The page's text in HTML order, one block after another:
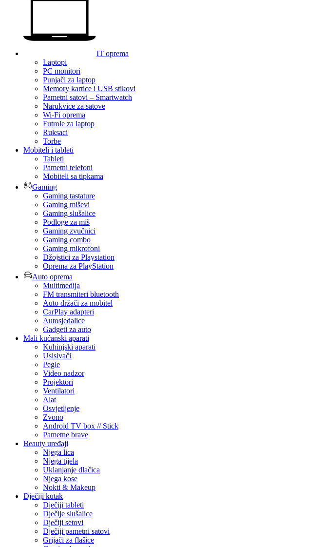
IT oprema
Laptopi
PC monitori
Punjači za laptop
Memory kartice i USB stikovi
Pametni satovi – Smartwatch
Narukvice za satove
Wi-Fi oprema
Futrole za laptop
Ruksaci
Torbe
Mobiteli i tableti
Tableti
Pametni telefoni
Mobiteli sa tipkama
Gaming
Gaming tastature
Gaming miševi
Gaming slušalice
Podloge za miš
Gaming zvučnici
Gaming combo
Gaming mikrofoni
Džojstici za Playstation
Oprema za PlayStation
Auto oprema
Multimedija
FM transmiteri bluetooth
Auto držači za mobitel
CarPlay adapteri
Autosjedalice
Gadgeti za auto
Mali kućanski aparati
Kuhinjski aparati
Usisivači
Pegle
Video nadzor
Projektori
Ventilatori
Alat
Osvjetljenje
Zvono
Android TV box // Stick
Pametne brave
Beauty uređaji
Njega lica
Njega tijela
Uklanjanje dlačica
Njega kose
Nokti & Makeup
Dječiji kutak
Dječiji tableti
Dječije slušalice
Dječiji setovi
Dječiji pametni satovi
Grijači za flašice